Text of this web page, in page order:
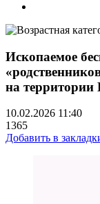
Ископаемое
на территории
10.02.2026 11:40
1365
Добавить в